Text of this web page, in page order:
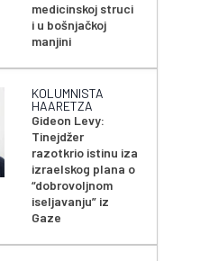
medicinskoj struci
i u bošnjačkoj
manjini
KOLUMNISTA
HAARETZA
Gideon Levy:
Tinejdžer
razotkrio istinu iza
izraelskog plana o
“dobrovoljnom
iseljavanju” iz
Gaze